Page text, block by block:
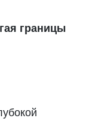
границы